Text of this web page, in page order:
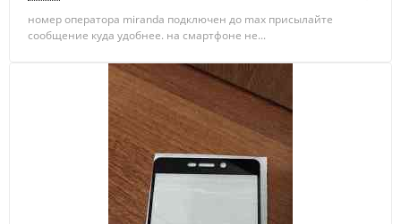
номер оператора miranda подключен до max присылайте
сообщение куда удобнее. на смартфоне не...